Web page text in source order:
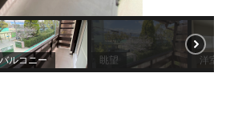
バルコニー 眺望 洋室（